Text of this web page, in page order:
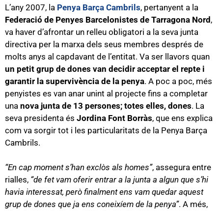
L’any 2007, la Penya Barça Cambrils, pertanyent a la
Federació de Penyes Barcelonistes de Tarragona Nord,
va haver d’afrontar un relleu obligatori a la seva junta
directiva per la marxa dels seus membres després de
molts anys al capdavant de l’entitat. Va ser llavors quan
un petit grup de dones van decidir acceptar el repte i
garantir la supervivència de la penya. A poc a poc, més
penyistes es van anar unint al projecte fins a completar
una nova junta de 13 persones; totes elles, dones. La
seva presidenta és Jordina Font Borràs, que ens explica
com va sorgir tot i les particularitats de la Penya Barça
Cambrils.
“En cap moment s’han exclòs als homes”, assegura entre
rialles, “de fet vam oferir entrar a la junta a algun que s’hi
havia interessat, però finalment ens vam quedar aquest
grup de dones que ja ens coneixíem de la penya”. A més,